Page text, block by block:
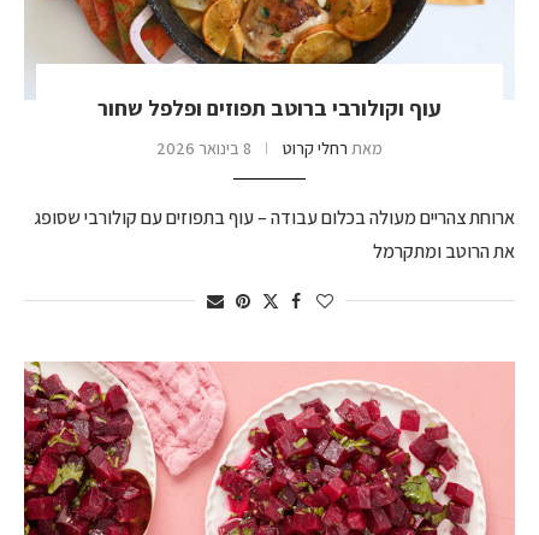
עוף וקולורבי ברוטב תפוזים ופלפל שחור
מאת רחלי קרוט 8 בינואר 2026
ארוחת צהריים מעולה בכלום עבודה – עוף בתפוזים עם קולורבי שסופג
את הרוטב ומתקרמל